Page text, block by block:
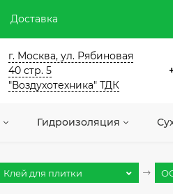
Доставка
г. Москва, ул. Рябиновая
40 стр. 5
"Воздухотехника" ТДК
Гидроизоляция
Клей для плитки